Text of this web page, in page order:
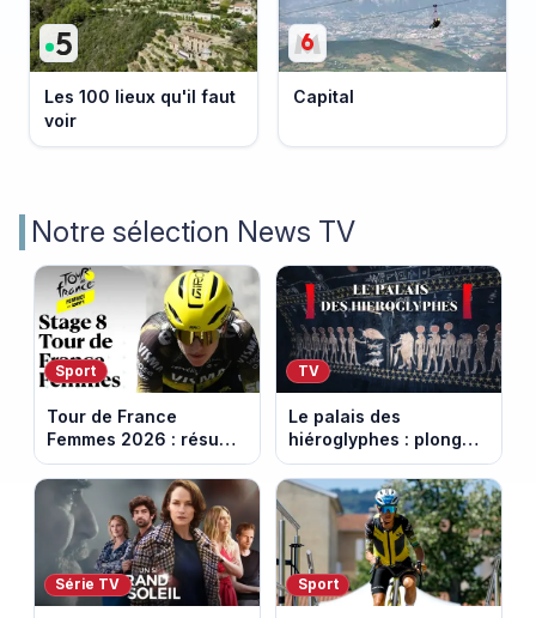
Les 100 lieux qu'il faut
voir
Capital
Notre sélection News TV
Sport
Tour de France
Femmes 2026 : résumé
vidéo de la 9e étape
entre Sisteron et Nice
TV
Le palais des
hiéroglyphes : plongez
dans la tombe
égyptienne qui fascine
les archéologues
Série TV Sport